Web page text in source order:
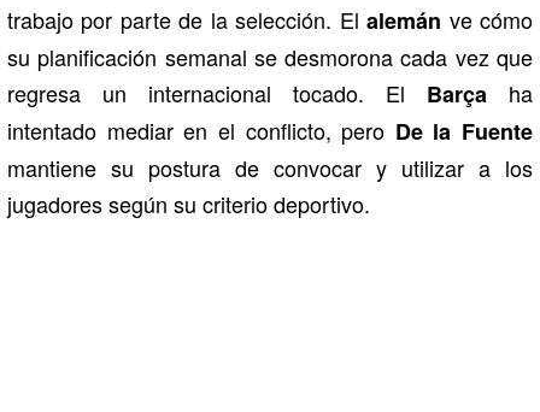
trabajo por parte de la selección. Elalemán ve cómo
su planificación semanal se desmorona cada vez que
regresa un internacional tocado. El Barça ha
intentado mediar en el conflicto, pero De la Fuente
mantiene su postura de convocar y utilizar a los
jugadores según su criterio deportivo.